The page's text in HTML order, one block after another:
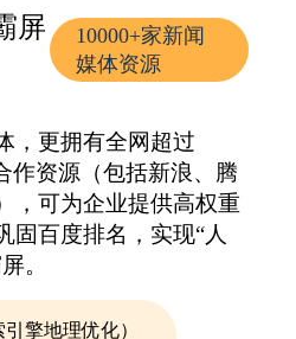
屏
10000+家新闻
媒体资源
，更拥有全网超过
作资源（包括新浪、腾
，可为企业提供高权重
固百度排名，实现“人
。
擎地理优化）